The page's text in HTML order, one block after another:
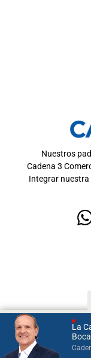
La
Nuestros
Cadena 3
Integrar nuestra